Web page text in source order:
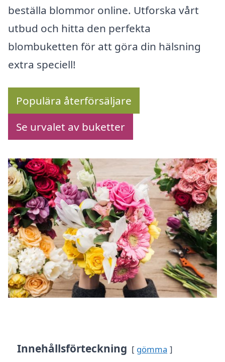
beställa blommor online. Utforska vårt
utbud och hitta den perfekta
blombuketten för att göra din hälsning
extra speciell!
Populära återförsäljare
Se urvalet av buketter
Innehållsförteckning gömma